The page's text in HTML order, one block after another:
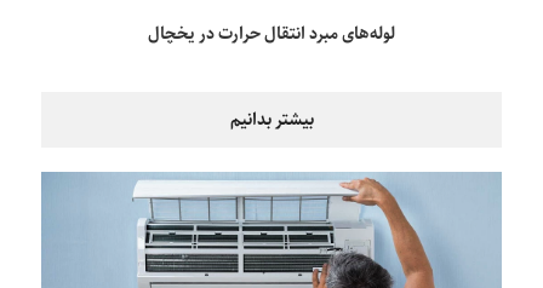
لوله‌های مبرد انتقال حرارت در یخچال
بیشتر بدانیم